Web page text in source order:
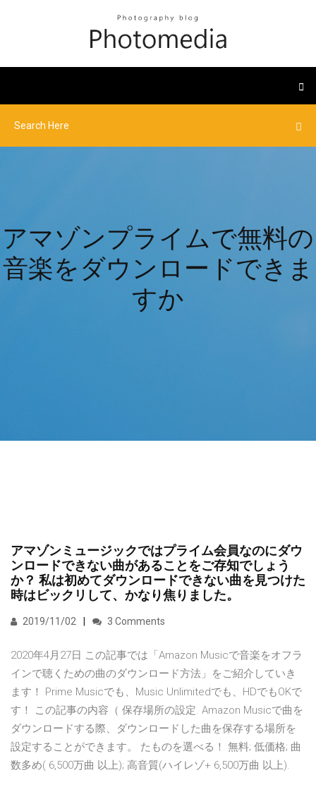
アマゾンプライムで無料の
音楽をダウンロードできま
すか
アマゾンミュージックではプライム会員なのにダウ
ンロードできない曲があることをご存知でしょう
か？ 私は初めてダウンロードできない曲を見つけた
時はビックリして、かなり焦りました。
2019/11/02 3 Comments
2020年4月27日 この記事では「Amazon Musicで音楽をオフラ
インで聴くための曲のダウンロード方法」をご紹介していき
ます！ Prime Musicでも、Music Unlimitedでも、HDでもOKで
す！ この記事の内容（ 保存場所の設定. Amazon Musicで曲を
ダウンロードする際、ダウンロードした曲を保存する場所を
設定することができます。 たものを選べる！ 無料; 低価格; 曲
数多め( 6,500万曲 以上); 高音質(ハイレゾ+ 6,500万曲 以上).